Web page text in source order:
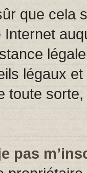
que cela
légaux
toute
pas